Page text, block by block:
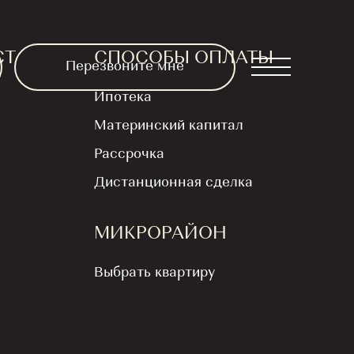
Перезвоните мне
СПОСОБЫ ОПЛАТЫ
Ипотека
Материнский капитал
Рассрочка
Дистанционная сделка
МИКРОРАЙОН
Выбрать квартиру
в